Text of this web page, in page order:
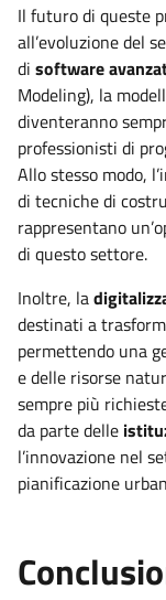
Il futuro di queste
all’evoluzione del
di software
Modeling), la
diventeranno
professionisti di
Allo stesso modo,
di tecniche di
rappresentano
di questo settore.
Inoltre, la
destinati a
permettendo una
e delle risorse
sempre più
da parte delle
l’innovazione nel
pianificazione